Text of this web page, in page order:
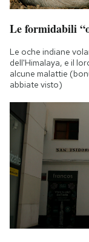
Le formidabili
Le oche indiane
dell'Himalaya, e il
alcune malattie
abbiate visto)